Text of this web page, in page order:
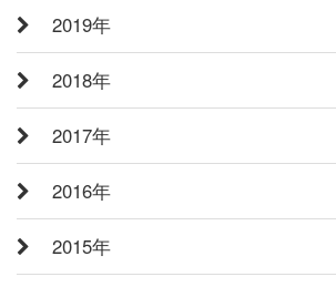
2019年
2018年
2017年
2016年
2015年